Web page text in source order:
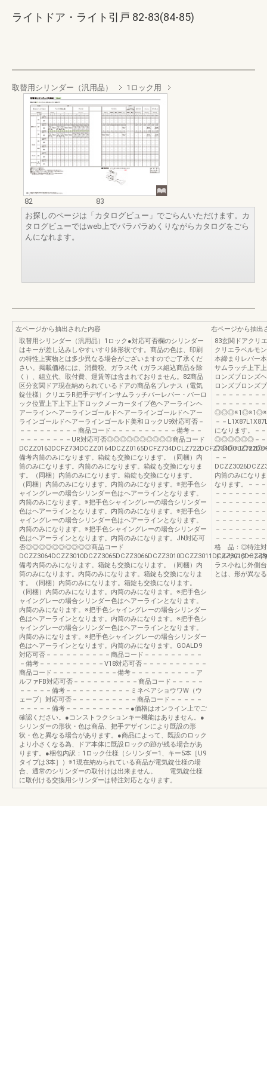
ライトドア・ライト引戸 82-83(84-85)
取替用シリンダー（汎用品） 1ロック用
82
83
お探しのページは「カタログビュー」でごらんいただけます。カ
タログビューではweb上でパラパラめくりながらカタログをごら
んになれます。
左ページから抽出された内容
取替用シリンダー（汎用品）1ロック●対応可否欄のシリンダー
はキーが差し込みしやすいすり鉢形状です。商品の色は、印刷
の特性上実物とは多少異なる場合がございますのでご了承くだ
さい。掲載価格には、消費税、ガラス代（ガラス組込商品を除
く）、組立代、取付費、運賃等は含まれておりません。82商品
区分玄関ドア現在納められているドアの商品名プレナス（電気
錠仕様）クリエラR把手デザインサムラッチバーレバー・バーロ
ック位置上下上下上下ロックメーカータイプ色ヘアーラインヘ
アーラインヘアーラインゴールドヘアーラインゴールドヘアー
ラインゴールドヘアーラインゴールド美和ロックU9対応可否－
－－－－－－－－－商品コード－－－－－－－－－－備考－－
－－－－－－－－UR対応可否◎◎◎◎◎◎◎◎◎◎商品コード
備考内筒のみになります。箱錠も交換になります。（同梱）内
筒のみになります。内筒のみになります。箱錠も交換になりま
す。（同梱）内筒のみになります。箱錠も交換になります。
（同梱）内筒のみになります。内筒のみになります。※把手色シ
ャイングレーの場合シリンダー色はヘアーラインとなります。
内筒のみになります。※把手色シャイングレーの場合シリンダー
色はヘアーラインとなります。内筒のみになります。※把手色シ
ャイングレーの場合シリンダー色はヘアーラインとなります。
内筒のみになります。※把手色シャイングレーの場合シリンダー
色はヘアーラインとなります。内筒のみになります。JN対応可
否◎◎◎◎◎◎◎◎◎◎商品コード
備考内筒のみになります。箱錠も交換になります。（同梱）内
筒のみになります。内筒のみになります。箱錠も交換になりま
す。（同梱）内筒のみになります。箱錠も交換になります。
（同梱）内筒のみになります。内筒のみになります。※把手色シ
ャイングレーの場合シリンダー色はヘアーラインとなります。
内筒のみになります。※把手色シャイングレーの場合シリンダー
色はヘアーラインとなります。内筒のみになります。※把手色シ
ャイングレーの場合シリンダー色はヘアーラインとなります。
内筒のみになります。※把手色シャイングレーの場合シリンダー
色はヘアーラインとなります。内筒のみになります。GOALD9
対応可否－－－－－－－－－－商品コード－－－－－－－－－
－備考－－－－－－－－－－V18対応可否－－－－－－－－－－
商品コード－－－－－－－－－－備考－－－－－－－－－－ア
ルファFB対応可否－－－－－－－－－－商品コード－－－－－
－－－－－備考－－－－－－－－－－ミネベアショウワW（ウ
ェーブ）対応可否－－－－－－－－－－商品コード－－－－－
－－－－－備考－－－－－－－－－－●価格はオンライン上でご
確認ください。●コンストラクションキー機能はありません。●
シリンダーの形状・色は商品、把手デザインにより既設の形
状・色と異なる場合があります。●商品によって、既設のロック
より小さくなる為、ドア本体に既設ロックの跡が残る場合があ
ります。●梱包内訳：1ロック仕様（シリンダー1、キー5本［U9
タイプは3本］）※1現在納められている商品が電気錠仕様の場
合、通常のシリンダーの取付けは出来ません。 電気錠仕様
に取付ける交換用シリンダーは特注対応となります。
右ページから抽出
83玄関ドアクリ
クリエラベルモ
本締まりレバー
サムラッチ上下
ロンズブロンズ
ロンズブロンズ
－－－－－－－
－－－－－－
－－
になります。－
◎◎◎◎◎◎－－
－－
内筒のみになり
なります。－－
－－－－－－－
－－－－－－－
－－－－－－－
－－－－－－－
－－－－－－－
－－－－－－－
格 品：◎特注対
ドルサムターン
ラス小ねじ外側
とは、形が異な